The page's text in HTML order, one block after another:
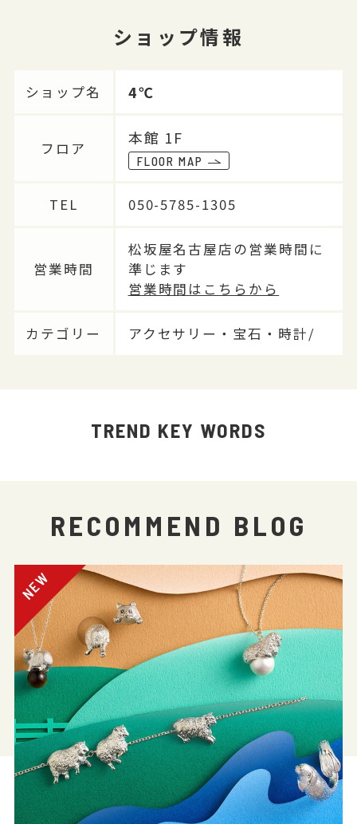
ショップ情報
ショップ名 4℃
フロア
本館 1F
FLOOR MAP
TEL 050-5785-1305
営業時間
松坂屋名古屋店の営業時間に
準じます
営業時間はこちらから
カテゴリー アクセサリー・宝石・時計/
TREND KEY WORDS
RECOMMEND BLOG